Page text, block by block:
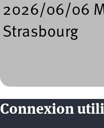
2026/06/06
Strasbourg
Connexion